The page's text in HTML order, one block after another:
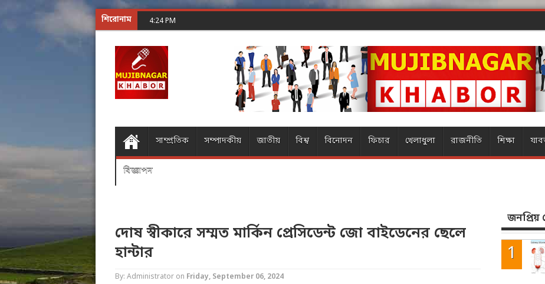
শিরোনাম 4:24 PM
সাম্প্রতিক সম্পাদকীয় জাতীয় বিশ্ব বিনোদন ফিচার খেলাধুলা রাজনীতি শিক্ষা
বিজ্ঞাপন
দোষ স্বীকারে সম্মত মার্কিন প্রেসিডেন্ট জো বাইডেনের ছেলে
হান্টার
By: Administrator on Friday, September 06, 2024
জনপ্রিয়